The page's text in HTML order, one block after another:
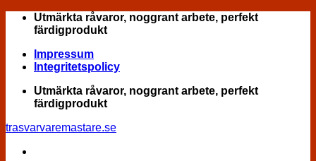
Skip
Utmärkta råvaror, noggrant arbete, perfekt
färdigprodukt
Impressum
Integritetspolicy
Utmärkta råvaror, noggrant arbete, perfekt
färdigprodukt
trasvarvaremastare.se